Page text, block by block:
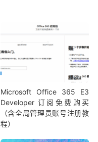
Microsoft Office 365 E3
Developer 订阅免费购买
（含全局管理员账号注册教
程）